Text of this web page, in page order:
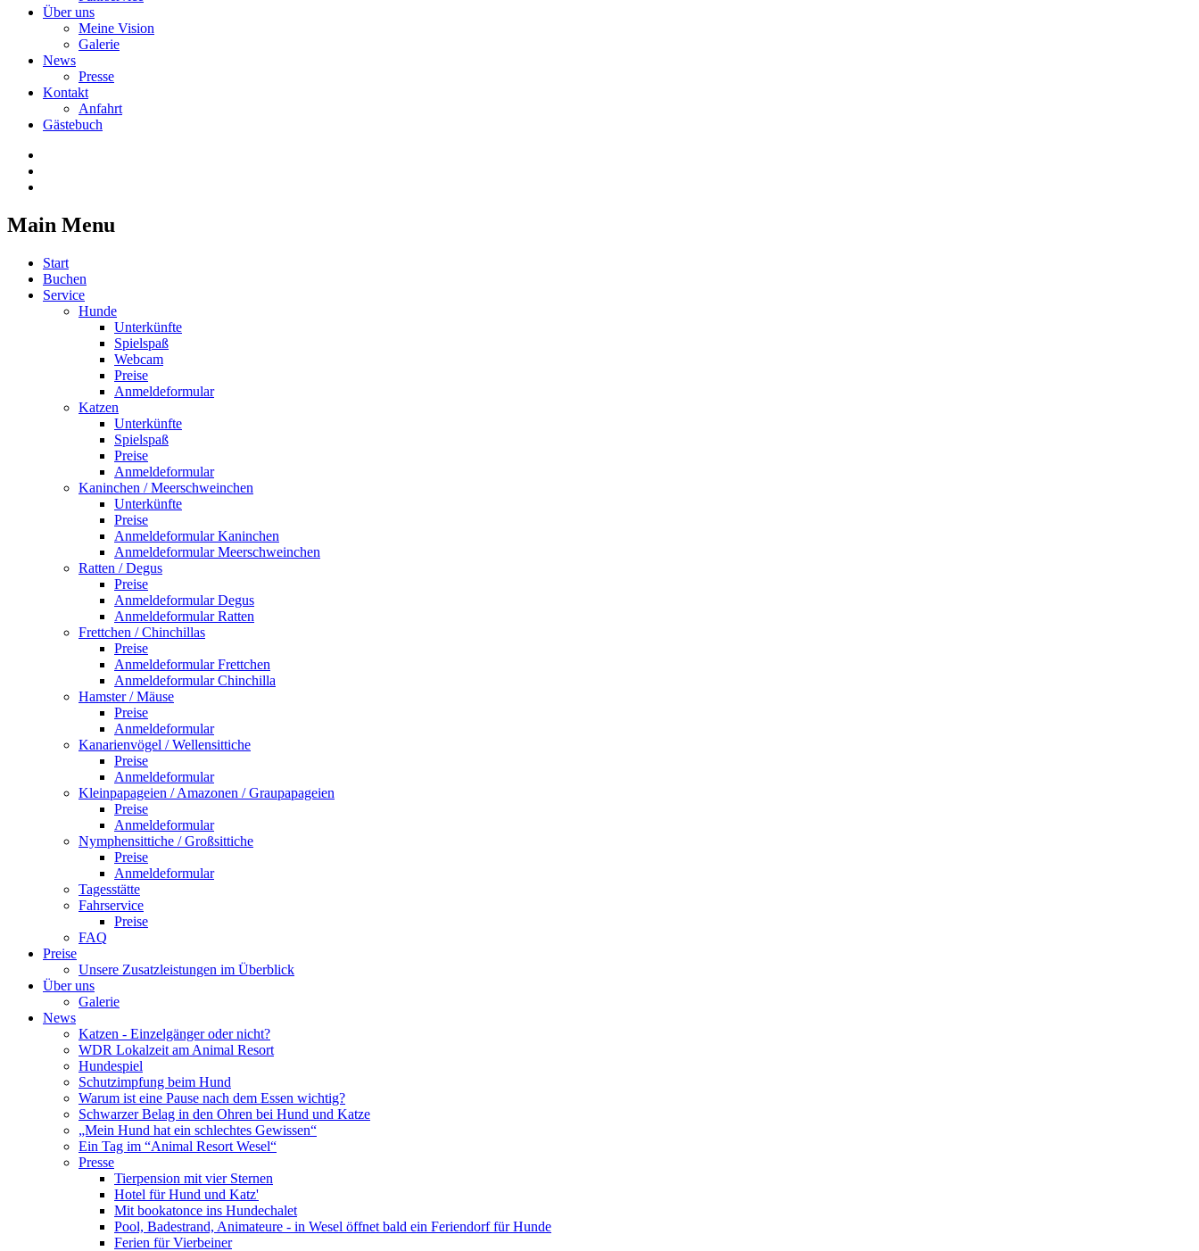
Über uns
Meine Vision
Galerie
News
Presse
Kontakt
Anfahrt
Gästebuch
Main Menu
Start
Buchen
Service
Hunde
Unterkünfte
Spielspaß
Webcam
Preise
Anmeldeformular
Katzen
Unterkünfte
Spielspaß
Preise
Anmeldeformular
Kaninchen / Meerschweinchen
Unterkünfte
Preise
Anmeldeformular Kaninchen
Anmeldeformular Meerschweinchen
Ratten / Degus
Preise
Anmeldeformular Degus
Anmeldeformular Ratten
Frettchen / Chinchillas
Preise
Anmeldeformular Frettchen
Anmeldeformular Chinchilla
Hamster / Mäuse
Preise
Anmeldeformular
Kanarienvögel / Wellensittiche
Preise
Anmeldeformular
Kleinpapageien / Amazonen / Graupapageien
Preise
Anmeldeformular
Nymphensittiche / Großsittiche
Preise
Anmeldeformular
Tagesstätte
Fahrservice
Preise
FAQ
Preise
Unsere Zusatzleistungen im Überblick
Über uns
Galerie
News
Katzen - Einzelgänger oder nicht?
WDR Lokalzeit am Animal Resort
Hundespiel
Schutzimpfung beim Hund
Warum ist eine Pause nach dem Essen wichtig?
Schwarzer Belag in den Ohren bei Hund und Katze
„Mein Hund hat ein schlechtes Gewissen“
Ein Tag im “Animal Resort Wesel“
Presse
Tierpension mit vier Sternen
Hotel für Hund und Katz'
Mit bookatonce ins Hundechalet
Pool, Badestrand, Animateure - in Wesel öffnet bald ein Feriendorf für Hunde
Ferien für Vierbeiner